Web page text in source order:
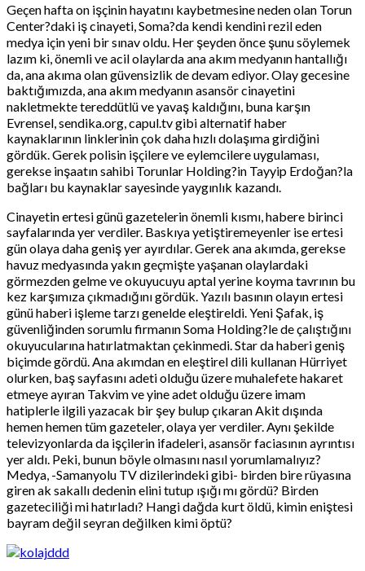
Geçen hafta on işçinin hayatını kaybetmesine neden olan Torun
Center?daki iş cinayeti, Soma?da kendi kendini rezil eden
medya için yeni bir sınav oldu. Her şeyden önce şunu söylemek
lazım ki, önemli ve acil olaylarda ana akım medyanın hantallığı
da, ana akıma olan güvensizlik de devam ediyor. Olay gecesine
baktığımızda, ana akım medyanın asansör cinayetini
nakletmekte tereddütlü ve yavaş kaldığını, buna karşın
Evrensel, sendika.org, capul.tv gibi alternatif haber
kaynaklarının linklerinin çok daha hızlı dolaşıma girdiğini
gördük. Gerek polisin işçilere ve eylemcilere uygulaması,
gerekse inşaatın sahibi Torunlar Holding?in Tayyip Erdoğan?la
bağları bu kaynaklar sayesinde yaygınlık kazandı.
Cinayetin ertesi günü gazetelerin önemli kısmı, habere birinci
sayfalarında yer verdiler. Baskıya yetiştiremeyenler ise ertesi
gün olaya daha geniş yer ayırdılar. Gerek ana akımda, gerekse
havuz medyasında yakın geçmişte yaşanan olaylardaki
görmezden gelme ve okuyucuyu aptal yerine koyma tavrının bu
kez karşımıza çıkmadığını gördük. Yazılı basının olayın ertesi
günü haberi işleme tarzı genelde eleştireldi. Yeni Şafak, iş
güvenliğinden sorumlu firmanın Soma Holding?le de çalıştığını
okuyucularına hatırlatmaktan çekinmedi. Star da haberi geniş
biçimde gördü. Ana akımdan en eleştirel dili kullanan Hürriyet
olurken, baş sayfasını adeti olduğu üzere muhalefete hakaret
etmeye ayıran Takvim ve yine adet olduğu üzere imam
hatiplerle ilgili yazacak bir şey bulup çıkaran Akit dışında
hemen hemen tüm gazeteler, olaya yer verdiler. Aynı şekilde
televizyonlarda da işçilerin ifadeleri, asansör faciasının ayrıntısı
yer aldı. Peki, bunun böyle olmasını nasıl yorumlamalıyız?
Medya, -Samanyolu TV dizilerindeki gibi- birden bire rüyasına
giren ak sakallı dedenin elini tutup ışığı mı gördü? Birden
gazeteciliği mi hatırladı? Hangi dağda kurt öldü, kimin eniştesi
bayram değil seyran değilken kimi öptü?